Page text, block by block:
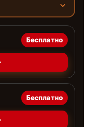
Бесплатно
Бесплатно